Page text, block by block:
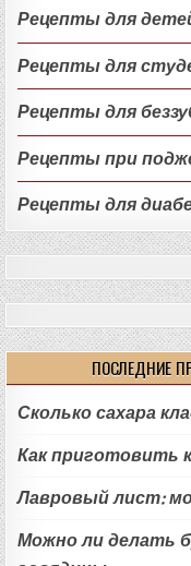
Рецепты для
Рецепты для
Рецепты для
Рецепты при
Рецепты для
ПОСЛЕДНИЕ
Сколько сахара
Как приготовить
Лавровый лист:
Можно ли делать